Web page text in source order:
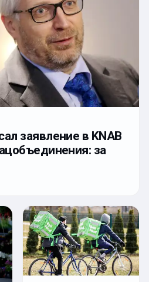
заявление в KNAB
за